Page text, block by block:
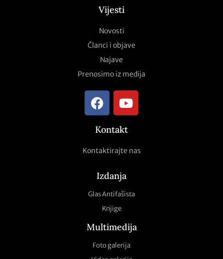
Vijesti
Novosti
Članci i objave
Najave
Prenosimo iz medija
Kontakt
Kontaktirajte nas
Izdanja
Glas Antifašista
Knjige
Multimedija
Foto galerija